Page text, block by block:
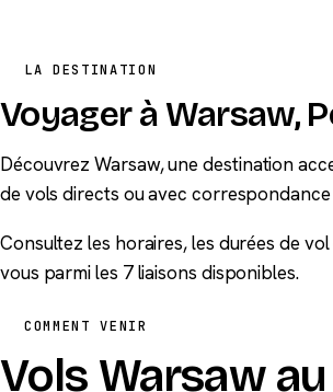
LA DESTINATION
Voyager à Warsaw,
Découvrez Warsaw, une destination
de vols directs ou avec
Consultez les horaires, les durées de
vous parmi les 7 liaisons disponibles.
COMMENT VENIR
Vols Warsaw